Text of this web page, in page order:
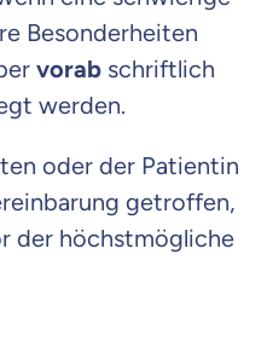
Besonderheiten
vorab schriftlich
werden.
oder der Patientin
getroffen,
der höchstmögliche